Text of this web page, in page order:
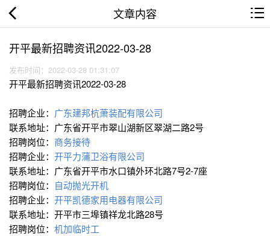
文章内容
开平最新招聘资讯2022-03-28
发布时间：2022-03-28 01:31:07
开平最新招聘资讯2022-03-28
招聘企业： 广东建邦杭萧装配有限公司
联系地址：广东省开平市翠山湖新区翠湖二路2号
招聘岗位： 商务接待
招聘企业： 开平力蒲卫浴有限公司
联系地址：广东省开平市水口镇外环北路7号2-7座
招聘岗位： 自动抛光开机
招聘企业： 开平凯德家用电器有限公司
联系地址：开平市三埠镇祥龙北路28号
招聘岗位： 机加临时工